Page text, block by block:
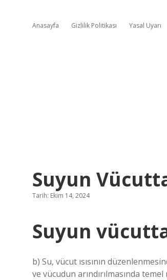
Anasayfa Gizlilik Politikası Yasal Uyarı
Suyun
Tarih: Ekim 14, 2024
Suyun
b) Su, vücut ısısının
ve vücudun arındırılmasında